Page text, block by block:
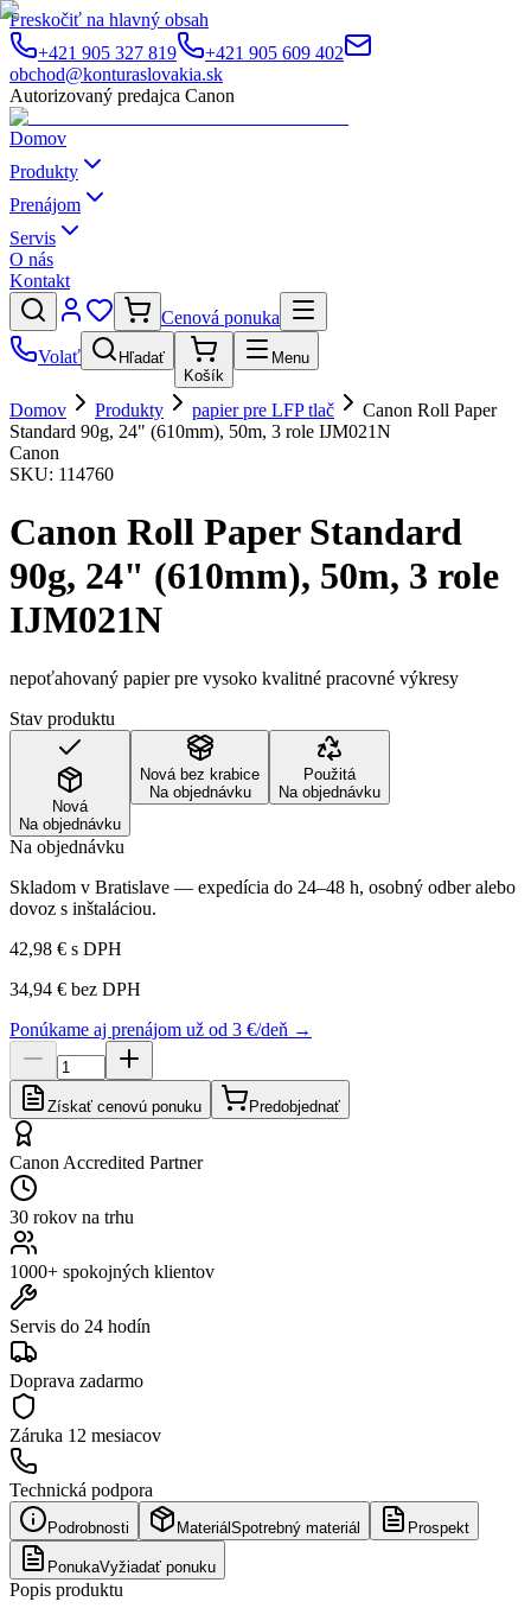
Preskočiť na hlavný obsah
+421 905 327 819
+421 905 609 402
obchod@konturaslovakia.sk
Autorizovaný predajca Canon
Domov
Produkty
Prenájom
Servis
O nás
Kontakt
Cenová ponuka
Volať
Hľadať
Košík
Menu
Domov Produkty papier pre LFP tlač
Canon Roll Paper
Standard 90g, 24" (610mm), 50m, 3 role IJM021N
Canon
SKU: 114760
Canon Roll Paper Standard
90g, 24" (610mm), 50m, 3 role
IJM021N
nepoťahovaný papier pre vysoko kvalitné pracovné výkresy
Stav produktu
Nová
Na objednávku
Nová bez krabice
Na objednávku
Použitá
Na objednávku
Na objednávku
Skladom v Bratislave — expedícia do 24–48 h, osobný odber alebo
dovoz s inštaláciou.
42,98 € s DPH
34,94 € bez DPH
Ponúkame aj prenájom už od 3 €/deň →
Získať cenovú ponuku Predobjednať
Canon Accredited Partner
30 rokov na trhu
1000+ spokojných klientov
Servis do 24 hodín
Doprava zadarmo
Záruka 12 mesiacov
Technická podpora
Podrobnosti Materiál Spotrebný materiál Prospekt
PonukaVyžiadať ponuku
Popis produktu